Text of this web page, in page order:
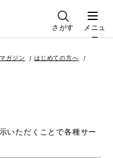
さがす
メニュ
ー
ガジン
はじめての方へ
いただくことで各種サー